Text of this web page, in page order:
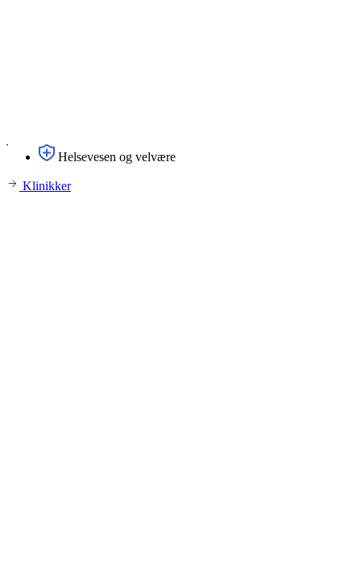
Helsevesen og velvære
Klinikker